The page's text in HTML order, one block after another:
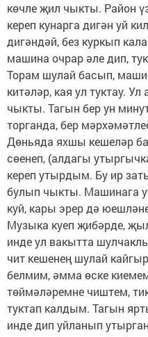
көчле җил чыкты. Район
кереп кунарга дигән уй
дигәндәй, без куркып
машина очрар әле дип,
Торам шулай басып,
китәләр, кая ул туктау.
чыкты. Тагын бер ун
торганда, бер
Дөньяда яхшы кешеләр
сөенеп, (алдагы
кереп утырдым. Бу ир
булып чыкты. Машинага
куй, кары эрер дә
Музыка куеп җибәрде,
инде ул вакытта
чит кешенең шулай
белмим, әмма өске
төймәләремне чиштем,
туктап калдым. Тагын
инде дип уйланып